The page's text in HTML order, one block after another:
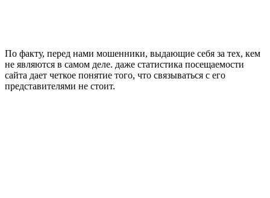
По факту, перед нами мошенники, выдающие себя за тех, кем
не являются в самом деле. даже статистика посещаемости
сайта дает четкое понятие того, что связываться с его
представителями не стоит.